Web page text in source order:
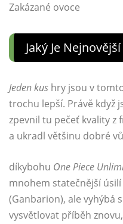
Zakázané ovoce
Jaký Je
Jeden kus hry jsou v
trochu lepší. Právě když
zpevnil tu pečeť kvality z
a ukradl většinu dobré
díkybohu One Piece
mnohem statečnější
(Ganbarion), ale vyhýbá
vysvětlovat příběh